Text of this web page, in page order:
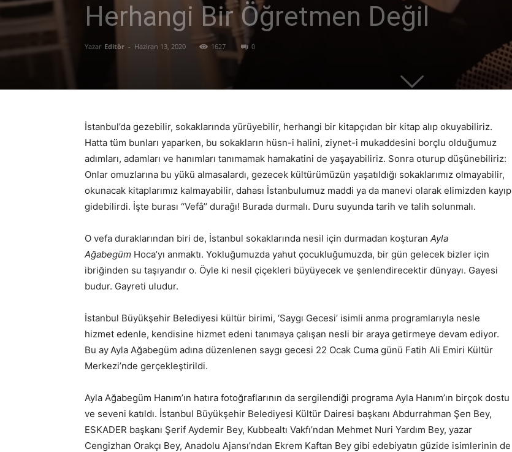
Herhangi Bir Öğretmen Değil
Yazar Editör - Haziran 13, 2020 1627 0
İstanbul’da gezebilir, sokaklarında yürüyebilir, herhangi bir kitapçıdan bir kitap alıp okuyabiliriz.
Hatta tüm bunları yaparken, bu sokakların hüsn-i halini, ziynet-i mukaddesini borçlu olduğumuz
adımları, adamları ve hanımları tanımamak hamakatini de yaşayabiliriz. Sonra oturup düşünebiliriz:
Onlar omuzlarına bu yükü almasalardı, gezecek kültürümüzün yaşatıldığı sokaklarımız olmayabilir,
okunacak kitaplarımız kalmayabilir, dahası İstanbulumuz maddi ya da manevi olarak elimizden kayıp
gidebilirdi. İşte burası ‘‘Vefâ’’ durağı! Burada durmalı. Duru suyunda tarih ve talih solunmalı.
O vefa duraklarından biri de, İstanbul sokaklarında nesil için durmadan koşturan Ayla
Ağabegüm Hoca’yı anmaktı. Yokluğumuzda yahut çocukluğumuzda, bir gün gelecek bizler için
ibriğinden su taşıyandır o. Öyle ki nesil çiçekleri büyüyecek ve şenlendirecektir dünyayı. Gayesi
budur. Gayreti uludur.
İstanbul Büyükşehir Belediyesi kültür birimi, ‘Saygı Gecesi’ isimli anma programlarıyla nesle
hizmet edenle, kendisine hizmet edeni tanımaya çalışan nesli bir araya getirmeye devam ediyor.
Bu ayAyla Ağabegüm adına düzenlenen saygı gecesi 22 Ocak Cuma günü Fatih Ali Emiri Kültür
Merkezi’nde gerçekleştirildi.
Ayla Ağabegüm Hanım’ın hatıra fotoğraflarının da sergilendiği programa Ayla Hanım’ın birçok dostu
ve seveni katıldı. İstanbul Büyükşehir Belediyesi Kültür Dairesi başkanı Abdurrahman Şen Bey,
ESKADER başkanı Şerif Aydemir Bey, Kubbealtı Vakfı’ndan Mehmet Nuri Yardım Bey, yazar
Cengizhan Orakçı Bey, Anadolu Ajansı’ndan Ekrem Kaftan Bey gibi edebiyatın güzide isimlerinin de